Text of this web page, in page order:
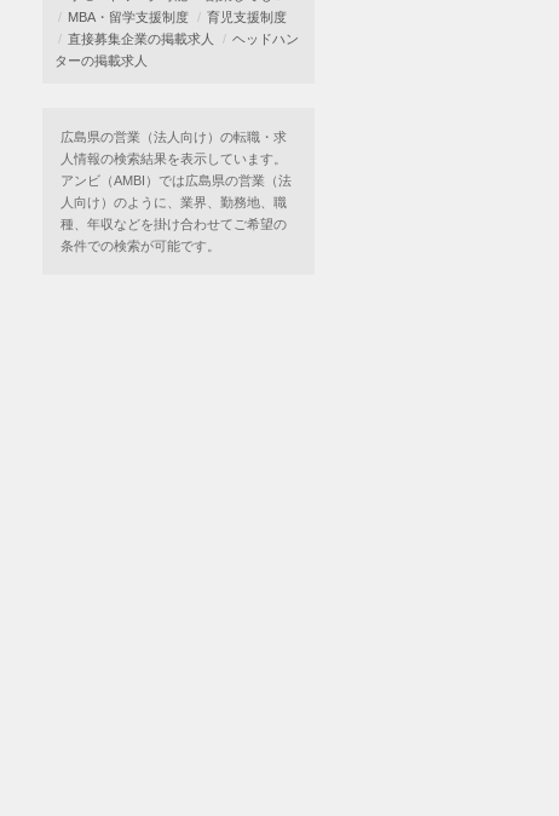
MBA・留学支援制度
育児支援制度
直接募集企業の掲載求人
ヘッドハン
ターの掲載求人
広島県の営業（法人向け）の転職・求
人情報の検索結果を表示しています。
アンビ（AMBI）では広島県の営業（法
人向け）のように、業界、勤務地、職
種、年収などを掛け合わせてご希望の
条件での検索が可能です。